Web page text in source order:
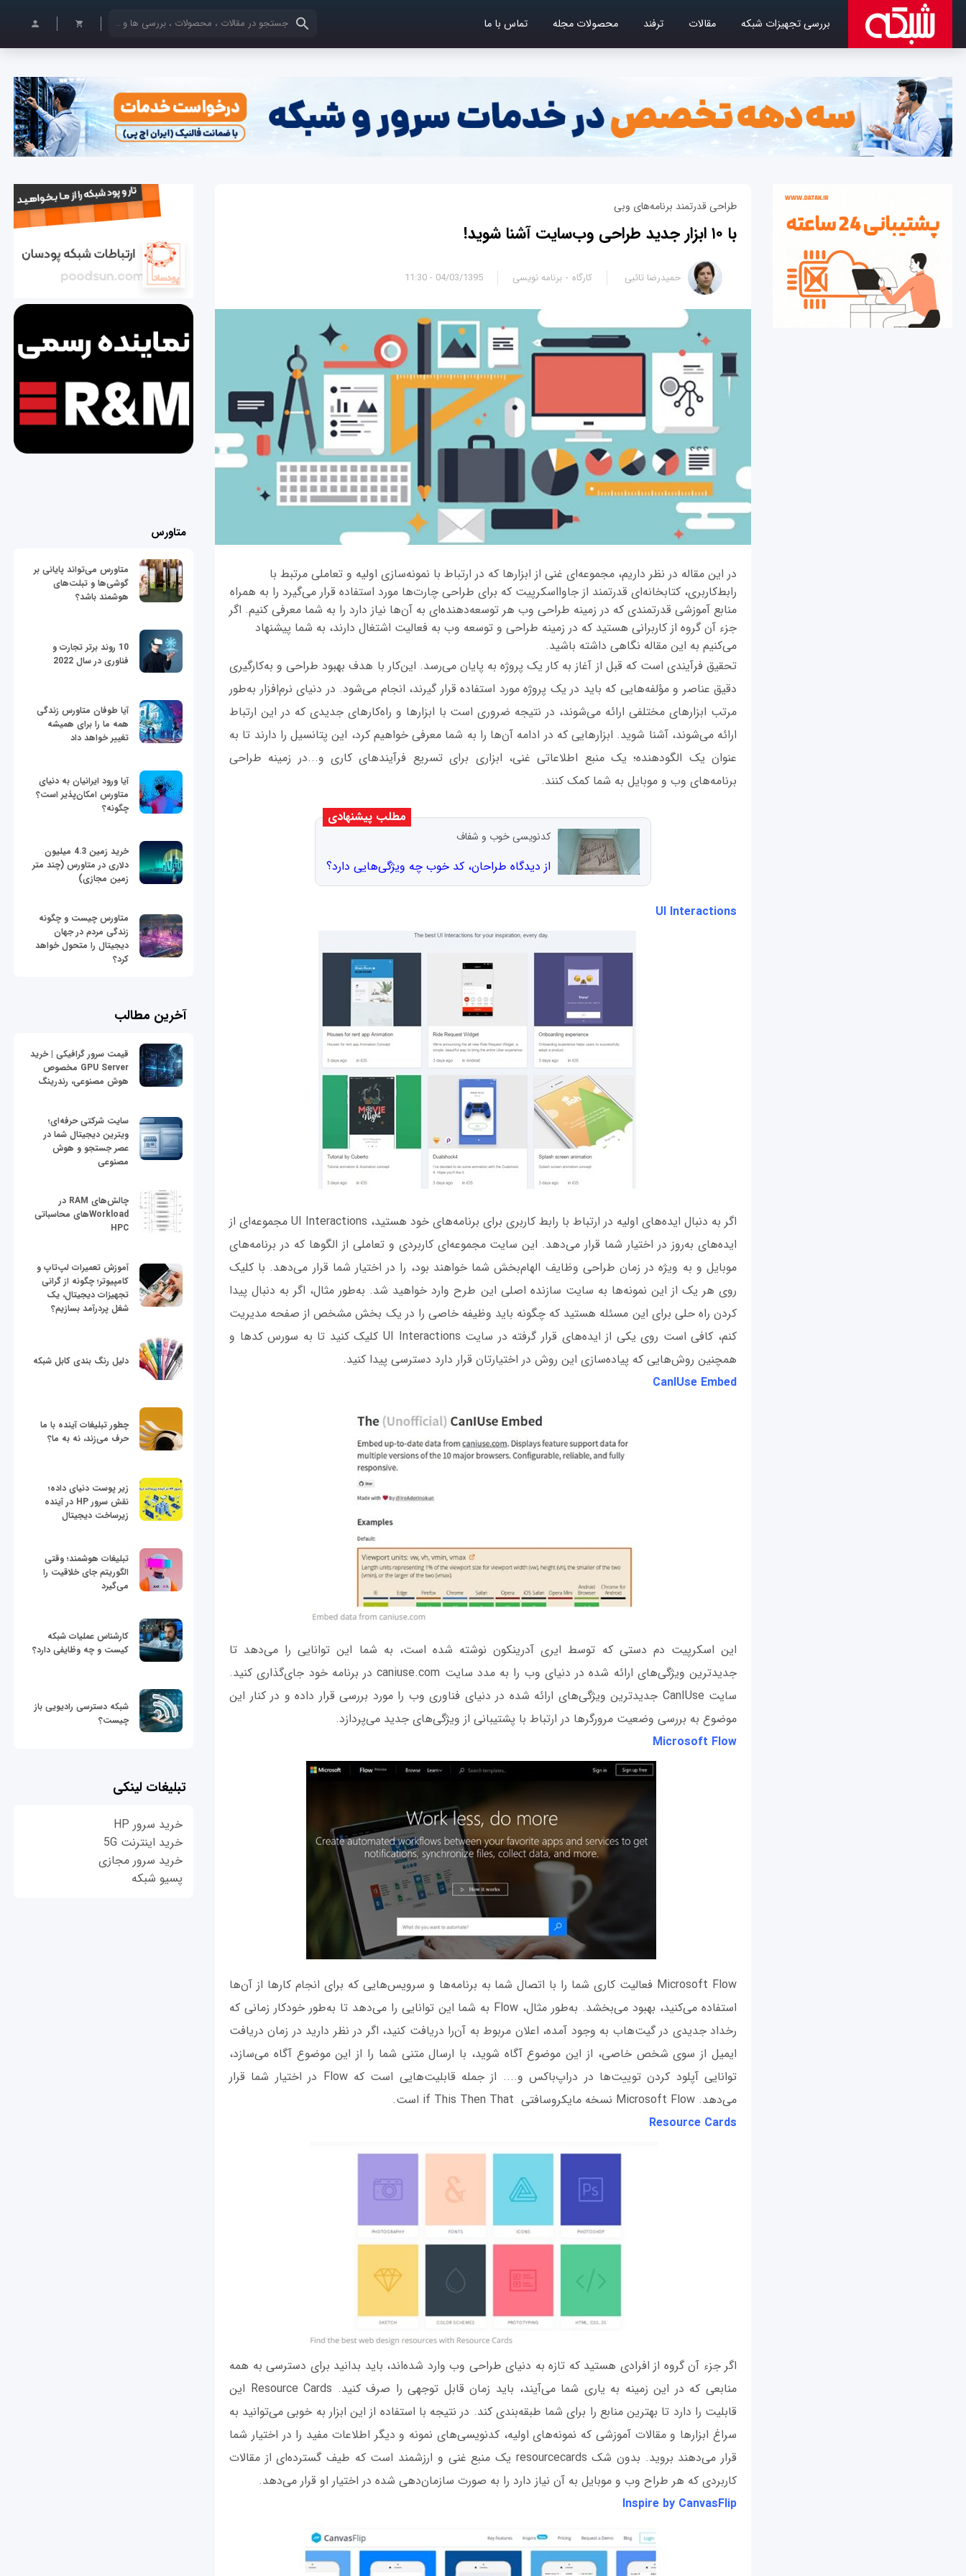
بررسی تجهیزات شبکه مقالات ترفند محصولات مجله تماس با ما کلمات کلیدی خود را وارد کنید
طراحی قدرتمند برنامه‌های وبی
با ۱۰ ابزار جدید طراحی وب‌سایت آشنا شوید!
04/03/1395 - 11:30 حمیدرضا تائبی کارگاه برنامه نویسی
در این مقاله در نظر داریم، مجموعه‌ای غنی از ابزارها که در ارتباط با نمونه‌‌سازی اولیه و تعاملی مرتبط با
رابط‌کاربری، کتابخانه‌ای قدرتمند از جاوااسکرپیت که برای طراحی چارت‌ها مورد استفاده قرار می‌گیرد را به همراه
منابع آموزشی قدرتمندی که در زمینه طراحی وب هر توسعه‌دهنده‌ای به آن‌ها نیاز دارد را به شما معرفی کنیم. اگر
جزء آن گروه از کاربرانی هستید که در زمینه طراحی و توسعه وب به فعالیت اشتغال دارند، به شما پیشنهاد
می‌کنیم به این مقاله نگاهی داشته باشید.
تحقیق فرآیندی است که قبل از آغاز به کار یک پروژه به پایان می‌رسد. این‌کار با هدف بهبود طراحی و به‌کارگیری
دقیق عناصر و مؤلفه‌هایی که باید در یک پروژه مورد استفاده قرار گیرند، انجام می‌شود. در دنیای نرم‌افزار به‌طور
مرتب ابزارهای مختلفی ارائه می‌شوند، در نتیجه ضروری است با ابزارها و راه‌کارهای جدیدی که در این ارتباط
ارائه می‌شوند، آشنا شوید. ابزارهایی که در ادامه آن‌ها را به شما معرفی خواهیم کرد، این پتانسیل را دارند تا به
عنوان یک الگودهنده؛ یک منبع اطلاعاتی غنی، ابزاری برای تسریع فرآیندهای کاری و...در زمینه طراحی
برنامه‌های وب و موبایل به شما کمک کنند.
مطلب پیشنهادی
کدنویسی خوب و شفاف
از دیدگاه طراحان، کد خوب چه ویژگی‌هایی دارد؟
UI Interactions
اگر به دنبال ایده‌های اولیه در ارتباط با رابط کاربری برای برنامه‌های خود هستید، UI Interactions مجموعه‌ای از
ایده‌های به‌روز در اختیار شما قرار می‌دهد. این سایت مجموعه‌‌ای کاربردی و تعاملی از الگوها که در برنامه‌های
موبایل و به ویژه در زمان طراحی وظایف الهام‌بخش شما خواهند بود، را در اختیار شما قرار می‌دهد. با کلیک
روی هر یک از این نمونه‌ها به سایت سازنده اصلی این طرح وارد خواهید شد. به‌طور مثال، اگر به دنبال پیدا
کردن راه حلی برای این مسئله هستید که چگونه باید وظیفه خاصی را در یک بخش مشخص از صفحه مدیریت
کنم، کافی است روی یکی از ایده‌های قرار گرفته در سایت UI Interactions کلیک کنید تا به سورس کدها و
همچنین روش‌هایی که پیاده‌سازی این روش در اختیارتان قرار دارد دسترسی پیدا کنید.
CanIUse Embed
این اسکرپیت دم دستی که توسط ایری آدرینکون نوشته شده است، به شما این توانایی را می‌دهد تا
جدیدترین ویژگی‌های ارائه شده در دنیای وب را به مدد سایت caniuse.com در برنامه خود جای‌گذاری کنید.
سایت CanIUse جدیدترین ویژگی‌های ارائه شده در دنیای فناوری وب را مورد بررسی قرار داده و در کنار این
موضوع به بررسی وضعیت مرورگرها در ارتباط با پشتیبانی از ویژگی‌های جدید می‌پردازد.
Microsoft Flow
Microsoft Flow فعالیت کاری شما را با اتصال شما به برنامه‌ها و سرویس‌‌هایی که برای انجام کارها از آن‌ها
استفاده می‌کنید، بهبود می‌بخشد. به‌طور مثال، Flow به شما این توانایی را می‌دهد تا به‌طور خودکار زمانی که
رخداد جدیدی در گیت‌هاب به وجود آمده، اعلان مربوط به آن‌را دریافت کنید، اگر در نظر دارید در زمان دریافت
ایمیل از سوی شخص خاصی، از این موضوع آگاه شوید، با ارسال متنی شما را از این موضوع آگاه می‌سازد،
توانایی آپلود کردن توییت‌ها در دراپ‌باکس و.... از جمله قابلیت‌هایی است که Flow در اختیار شما قرار
می‌دهد. Microsoft Flow نسخه مایکروسافتی if This Then That است.
Resource Cards
اگر جزء آن گروه از افرادی هستید که تازه‌ به دنیای طراحی وب وارد شده‌اند، باید بدانید برای دسترسی به همه
منابعی که در این زمینه به یاری شما می‌آیند، باید زمان قابل توجهی را صرف کنید. Resource Cards این
قابلیت را دارد تا بهترین منابع را برای شما طبقه‌بندی کند. در نتیجه با استفاده از این ابزار به خوبی می‌توانید به
سراغ ابزارها و مقالات آموزشی که نمونه‌های اولیه، کدنویسی‌های نمونه و دیگر اطلاعات مفید را در اختیار شما
قرار می‌دهند بروید. بدون شک resourcecards یک منبع غنی و ارزشمند است که طیف گسترده‌ای از مقالات
کاربردی که هر طراح وب و موبایل به آن نیاز دارد را به صورت سازمان‌دهی شده در اختیار او قرار می‌دهد.
Inspire by CanvasFlip
متاورس
متاورس می‌تواند پایانی بر
گوشی‌ها و تبلت‌های
هوشمند باشد؟
10 روند برتر تجارت و
فناوری در سال 2022
آیا طوفان متاورس زندگی
همه ما را برای همیشه
تغییر خواهد داد
آیا ورود ایرانیان به دنیای
متاورس امکان‌پذیر است؟
چگونه؟
خرید زمین 4.3 میلیون
دلاری در متاورس (چند متر
زمین مجازی)
متاورس چیست و چگونه
زندگی مردم در جهان
دیجیتال را متحول خواهد
کرد؟
آخرین مطالب
قیمت سرور گرافیکی | خرید
GPU Server مخصوص
هوش مصنوعی، رندرینگ
سایت شرکتی حرفه‌ای؛
ویترین دیجیتال شما در
عصر جستجو و هوش
مصنوعی
چالش‌های RAM در
Workloadهای محاسباتی
HPC
آموزش تعمیرات لپ‌تاپ و
کامپیوتر؛ چگونه از گرانی
تجهیزات دیجیتال، یک
شغل پردرآمد بسازیم؟
دلیل رنگ بندی کابل شبکه
چطور تبلیغات آینده با ما
حرف می‌زند، نه به ما؟
زیر پوست دنیای داده؛
نقش سرور HP در آینده
زیرساخت دیجیتال
تبلیغات هوشمند؛ وقتی
الگوریتم جای خلاقیت را
می‌گیرد
کارشناس عملیات شبکه
کیست و چه وظایفی دارد؟
شبکه دسترسی رادیویی باز
چیست؟
تبلیغات لینکی
خرید سرور HP
خرید اینترنت 5G
خرید سرور مجازی
پسیو شبکه